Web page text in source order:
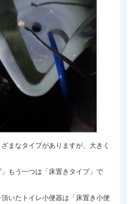
まなタイプがありますが、大きく
もう一つは「床置きタイプ」で
いたトイレ小便器は「床置き小便